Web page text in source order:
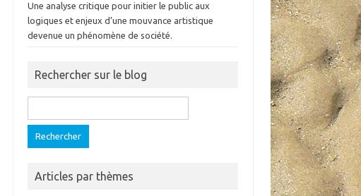
Une analyse critique pour initier le public aux
logiques et enjeux d’une mouvance artistique
devenue un phénomène de société.
Rechercher sur le blog
Articles par thèmes